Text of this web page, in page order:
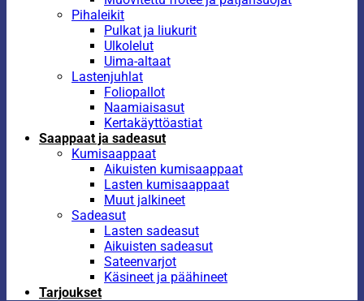
Pihaleikit
Pulkat ja liukurit
Ulkolelut
Uima-altaat
Lastenjuhlat
Foliopallot
Naamiaisasut
Kertakäyttöastiat
Saappaat ja sadeasut
Kumisaappaat
Aikuisten kumisaappaat
Lasten kumisaappaat
Muut jalkineet
Sadeasut
Lasten sadeasut
Aikuisten sadeasut
Sateenvarjot
Käsineet ja päähineet
Tarjoukset